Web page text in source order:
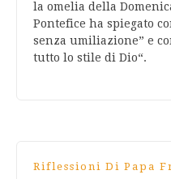
la omelia della
Pontefice ha spiegato
senza umiliazione” e
tutto lo stile di Dio“.
Riflessioni Di Papa